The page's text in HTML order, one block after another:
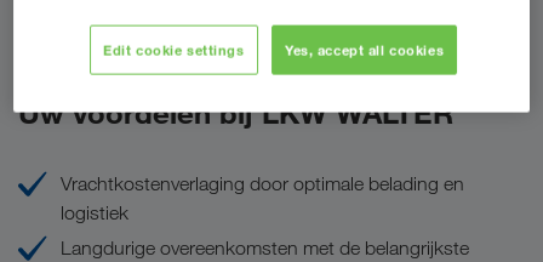
Nu aanvragen
Uw voordelen bij LKW WALTER
Vrachtkostenverlaging door optimale belading en
logistiek
Langdurige overeenkomsten met de belangrijkste
Edit cookie settings Yes, accept all cookies